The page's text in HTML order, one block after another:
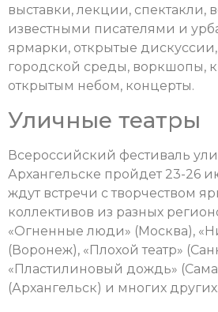
выставки, лекции, спектакли,
известными писателями и
ярмарки, открытые
городской среды, воркшопы,
открытым небом, концерты.
Уличные театры
Всероссийский фестиваль
Архангельске пройдет 23-26
ждут встречи с творчеством
коллективов из разных
«Огненные люди» (Москва),
(Воронеж), «Плохой театр»
«Пластилиновый дождь»
(Архангельск) и многих других.